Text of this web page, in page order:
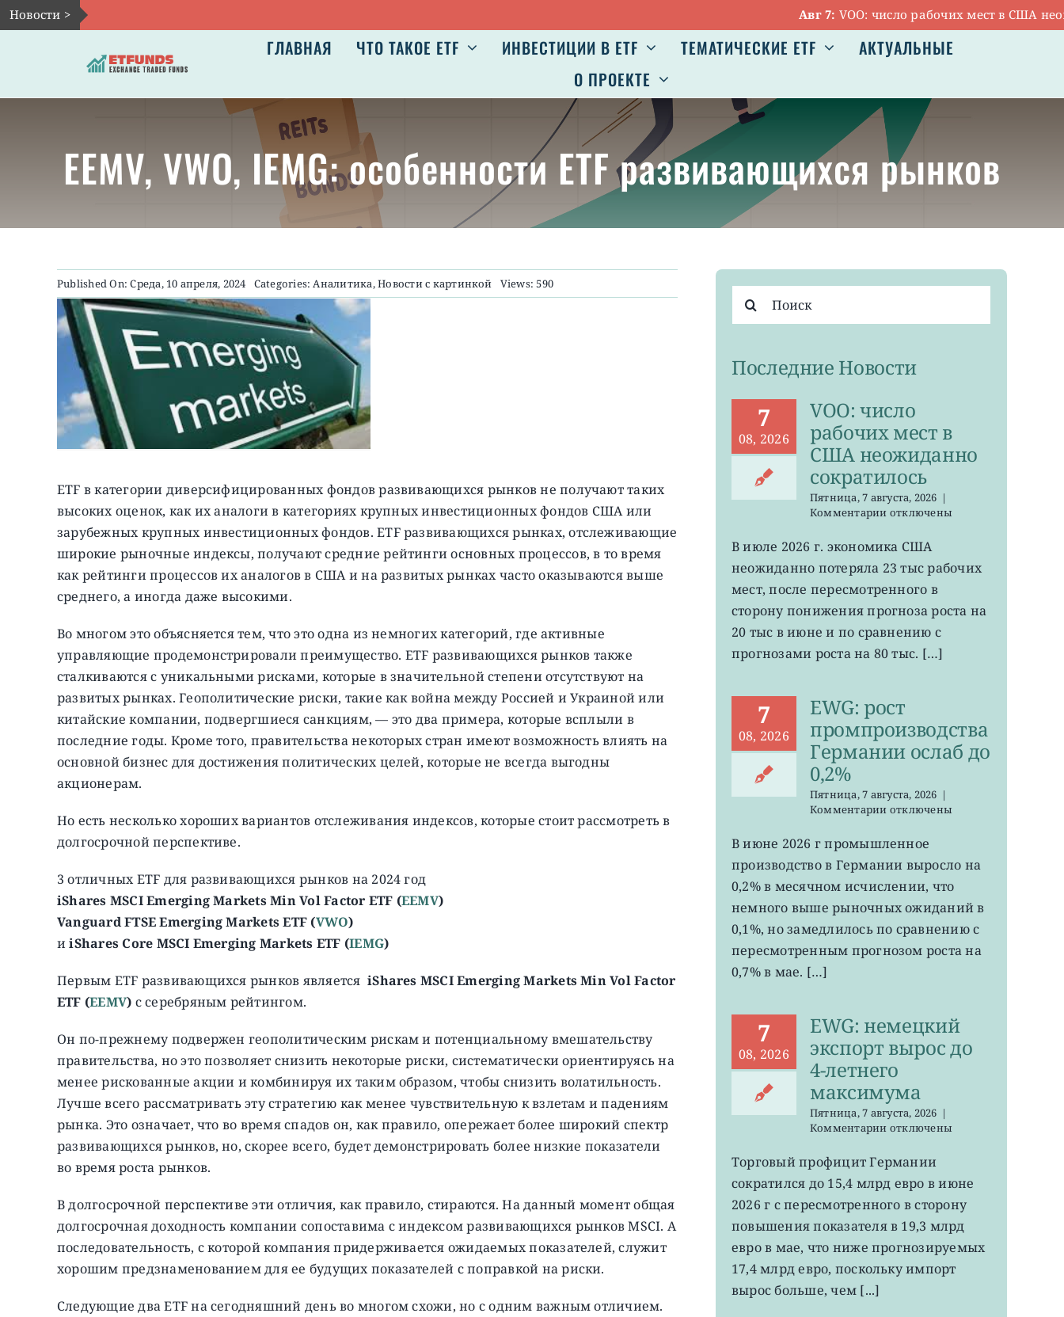
Skip
to
Новости > Авг 7:VOO: число рабочих мест в США
ГЛАВНАЯ ЧТО ТАКОЕ ETF ИНВЕСТИЦИИ В ETF ТЕМАТИЧЕСКИЕ ETF
АКТУАЛЬНЫЕ
О ПРОЕКТЕ
EEMV, VWO, IEMG: особенности ETF развивающихся рынков
Published On: Среда, 10 апреля, 2024 Categories:Аналитика,Новости с картинкой Views: 590
ETF в категории диверсифицированных фондов развивающихся рынков не получают таких
высоких оценок, как их аналоги в категориях крупных инвестиционных фондов США или
зарубежных крупных инвестиционных фондов. ETF развивающихся рынках, отслеживающие
широкие рыночные индексы, получают средние рейтинги основных процессов, в то время
как рейтинги процессов их аналогов в США и на развитых рынках часто оказываются выше
среднего, а иногда даже высокими.
Во многом это объясняется тем, что это одна из немногих категорий, где активные
управляющие продемонстрировали преимущество. ETF развивающихся рынков также
сталкиваются с уникальными рисками, которые в значительной степени отсутствуют на
развитых рынках. Геополитические риски, такие как война между Россией и Украиной или
китайские компании, подвергшиеся санкциям, — это два примера, которые всплыли в
последние годы. Кроме того, правительства некоторых стран имеют возможность влиять на
основной бизнес для достижения политических целей, которые не всегда выгодны
акционерам.
Но есть несколько хороших вариантов отслеживания индексов, которые стоит рассмотреть в
долгосрочной перспективе.
3 отличных ETF для развивающихся рынков на 2024 год
iShares MSCI Emerging Markets Min Vol Factor ETF (EEMV)
Vanguard FTSE Emerging Markets ETF (VWO)
иiShares Core MSCI Emerging Markets ETF (IEMG)
Первым ETF развивающихся рынков являетсяiShares MSCI Emerging Markets Min Vol Factor
ETF (EEMV) с серебряным рейтингом.
Он по-прежнему подвержен геополитическим рискам и потенциальному вмешательству
правительства, но это позволяет снизить некоторые риски, систематически ориентируясь на
менее рискованные акции и комбинируя их таким образом, чтобы снизить волатильность.
Лучше всего рассматривать эту стратегию как менее чувствительную к взлетам и падениям
рынка. Это означает, что во время спадов он, как правило, опережает более широкий спектр
развивающихся рынков, но, скорее всего, будет демонстрировать более низкие показатели
во время роста рынков.
В долгосрочной перспективе эти отличия, как правило, стираются. На данный момент общая
долгосрочная доходность компании сопоставима с индексом развивающихся рынков MSCI. А
последовательность, с которой компания придерживается ожидаемых показателей, служит
хорошим предзнаменованием для ее будущих показателей с поправкой на риски.
Следующие два ETF на сегодняшний день во многом схожи, но с одним важным отличием.
поиска:
Последние Новости
7
08, 2026
VOO: число
рабочих мест в
США неожиданно
сократилось
Пятница, 7 августа, 2026 |
Комментариик
VOO:
рабочих
мест
США
неожиданно
сократилось
отключены
В июле 2026 г. экономика США
неожиданно потеряла 23 тыс рабочих
мест, после пересмотренного в
сторону понижения прогноза роста на
20 тыс в июне и по сравнению с
прогнозами роста на 80 тыс. […]
7
08, 2026
EWG: рост
промпроизводства
Германии ослаб до
0,2%
Пятница, 7 августа, 2026 |
Комментариик
EWG:
рост
промпроизводства
Германии
до
0,2%
отключены
В июне 2026 г промышленное
производство в Германии выросло на
0,2% в месячном исчислении, что
немного выше рыночных ожиданий в
0,1%, но замедлилось по сравнению с
пересмотренным прогнозом роста на
0,7% в мае. […]
7
08, 2026
EWG: немецкий
экспорт вырос до
4-летнего
максимума
Пятница, 7 августа, 2026 |
Комментариик
EWG:
немецкий
экспорт
вырос
4-
летнего
отключены
Торговый профицит Германии
сократился до 15,4 млрд евро в июне
2026 г с пересмотренного в сторону
повышения показателя в 19,3 млрд
евро в мае, что ниже прогнозируемых
17,4 млрд евро, поскольку импорт
вырос больше, чем [...]